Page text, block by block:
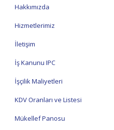
Hakkımızda
Hizmetlerimiz
İletişim
İş Kanunu IPC
İşçilik Maliyetleri
KDV Oranları ve Listesi
Mükellef Panosu